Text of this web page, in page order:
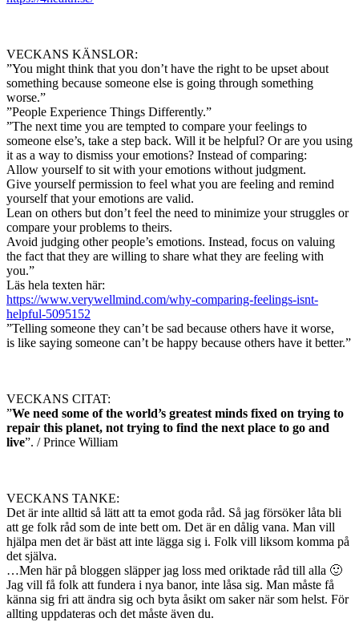
VECKANS KÄNSLOR:
”You might think that you don’t have the right to be upset about
something because someone else is going through something
worse.”
”People Experience Things Differently.”
”The next time you are tempted to compare your feelings to
someone else’s, take a step back. Will it be helpful? Or are you using
it as a way to dismiss your emotions? Instead of comparing:
Allow yourself to sit with your emotions without judgment.
Give yourself permission to feel what you are feeling and remind
yourself that your emotions are valid.
Lean on others but don’t feel the need to minimize your struggles or
compare your problems to theirs.
Avoid judging other people’s emotions. Instead, focus on valuing
the fact that they are willing to share what they are feeling with
you.”
Läs hela texten här:
https://www.verywellmind.com/why-comparing-feelings-isnt-
helpful-5095152
”Telling someone they can’t be sad because others have it worse,
is like saying someone can’t be happy because others have it better.”
VECKANS CITAT:
”We need some of the world’s greatest minds fixed on trying to
repair this planet, not trying to find the next place to go and
live”. / Prince William
VECKANS TANKE:
Det är inte alltid så lätt att ta emot goda råd. Så jag försöker låta bli
att ge folk råd som de inte bett om. Det är en dålig vana. Man vill
hjälpa men det är bäst att inte lägga sig i. Folk vill liksom komma på
det själva.
…Men här på bloggen släpper jag loss med oriktade råd till alla 🙂
Jag vill få folk att fundera i nya banor, inte låsa sig. Man måste få
känna sig fri att ändra sig och byta åsikt om saker när som helst. För
allting uppdateras och det måste även du.